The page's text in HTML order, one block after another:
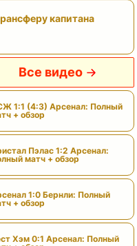
капитана
Все видео
1:1 (4:3) Арсенал: Полный
+ обзор
Пэлас 1:2 Арсенал:
матч + обзор
1:0 Бернли: Полный
+ обзор
Хэм 0:1 Арсенал: Полный